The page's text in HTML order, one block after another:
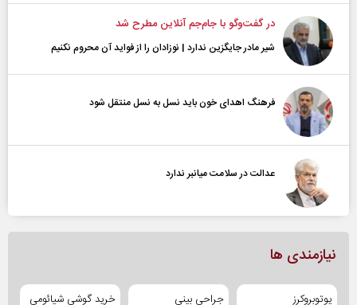
در گفت‌و‌گو با جام‌جم آنلاین مطرح شد
شیر مادر جایگزین ندارد | نوزادان را از فواید آن محروم نکنیم
فرهنگ اهدای خون باید نسل به نسل منتقل شود
عدالت در سلامت میانبر ندارد
نیازمندی ها
یوتوبروکرز جراحی بینی خرید گوشی شیائومی